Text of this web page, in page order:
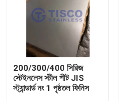
পণ্য
ভিডিও
200/300/400 সিরিজ
স্টেইনলেস স্টীল শীট JIS
স্ট্যান্ডার্ড নং 1 পৃষ্ঠতল ফিনিস